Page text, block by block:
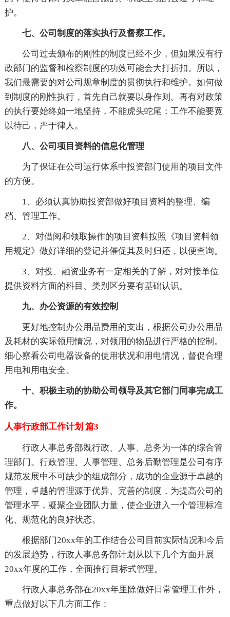
护。
七、公司制度的落实执行及督察工作。
公司过去颁布的刚性的制度已经不少，但如果没有行
政部门的监督和检察制度的功效可能会大打折扣。所以，
我们最需要的对公司规章制度的贯彻执行和维护。如何做
到制度的刚性执行，首先自己就要以身作则。再有对政策
的执行要始终如一地坚持，不能虎头蛇尾；工作不能要宽
以待己，严于律人。
八、公司项目资料的信息化管理
为了保证在公司运行体系中投资部门使用的项目文件
的方便。
1、必须认真协助投资部做好项目资料的整理、编
档、管理工作。
2、对借阅和领取操作的项目资料按照《项目资料领
用规定》做好详细的登记并催促其及时归还，以便查询。
3、对投、融资业务有一定相关的了解，对对接单位
提供资料方面的科目、类别区分要有基础认识。
九、办公资源的有效控制
更好地控制办公用品费用的支出，根据公司办公用品
及耗材的实际领用情况，对领用的物品进行严格的控制。
细心察看公司电器设备的使用状况和用电情况，督促合理
用电和用电安全。
十、积极主动的协助公司领导及其它部门同事完成工
作。
人事行政部工作计划 篇3
行政人事总务部既行政、人事、总务为一体的综合管
理部门。行政管理、人事管理、总务后勤管理是公司有序
规范发展中不可缺少的组成部分，成功的企业源于卓越的
管理，卓越的管理源于优异、完善的制度，为提高公司的
管理水平，凝聚企业团队力量，使企业进入一个管理标准
化、规范化的良好状态。
根据部门20xx年的工作结合公司目前实际情况和今后
的发展趋势，行政人事总务部计划从以下几个方面开展
20xx年度的工作，全面推行目标式管理。
行政人事总务部在20xx年里除做好日常管理工作外，
重点做好以下几方面工作：